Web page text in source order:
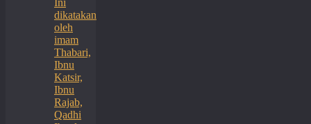
Ini
dikatakan
oleh
imam
Thabari,
Ibnu
Katsir,
Ibnu
Rajab,
Qadhi